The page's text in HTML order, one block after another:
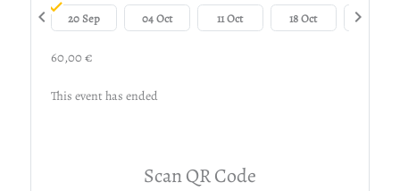
20 Sep 04 Oct 11 Oct 18 Oct
chevron_left chevron_right
60,00 €
This event has ended
Scan QR Code